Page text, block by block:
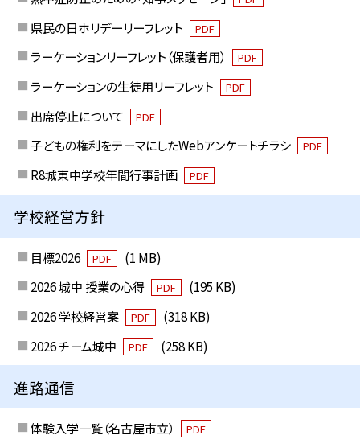
県民の日ホリデーリーフレット PDF
ラーケーションリーフレット（保護者用） PDF
ラーケーションの生徒用リーフレット PDF
出席停止について PDF
子どもの権利をテーマにしたWebアンケートチラシ PDF
R8城東中学校年間行事計画 PDF
学校経営方針
目標2026 PDF
(1 MB)
2026 城中 授業の心得
PDF
(195 KB)
2026 学校経営案
PDF
(318 KB)
2026 チーム城中
PDF (258 KB)
進路通信
体験入学一覧（名古屋市立） PDF